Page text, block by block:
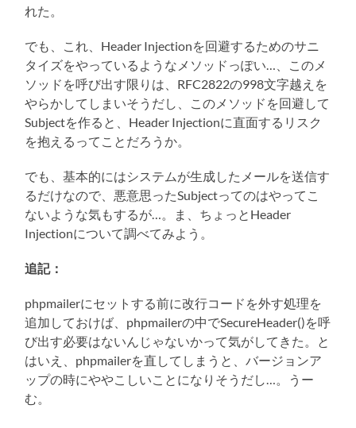
れた。
でも、これ、Header Injectionを回避するためのサニ
タイズをやっているようなメソッドっぽい…、このメ
ソッドを呼び出す限りは、RFC2822の998文字越えを
やらかしてしまいそうだし、このメソッドを回避して
Subjectを作ると、Header Injectionに直面するリスク
を抱えるってことだろうか。
でも、基本的にはシステムが生成したメールを送信す
るだけなので、悪意思ったSubjectってのはやってこ
ないような気もするが…。ま、ちょっとHeader
Injectionについて調べてみよう。
追記：
phpmailerにセットする前に改行コードを外す処理を
追加しておけば、phpmailerの中でSecureHeader()を呼
び出す必要はないんじゃないかって気がしてきた。と
はいえ、phpmailerを直してしまうと、バージョンア
ップの時にややこしいことになりそうだし…。うー
む。